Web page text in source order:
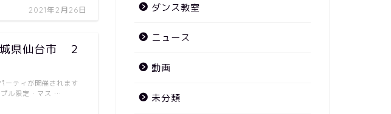
2021年2月26日
県仙台市 ２
ーティが開催されます
ル限定・マス …
ダンス教室
ニュース
動画
未分類